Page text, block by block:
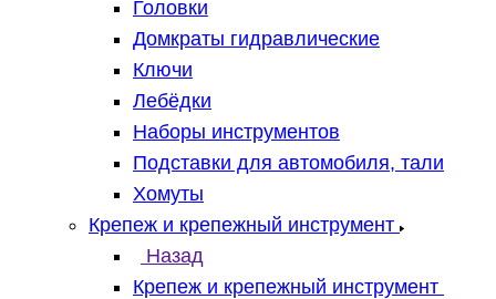
Головки
Домкраты гидравлические
Ключи
Лебёдки
Наборы инструментов
Подставки для автомобиля, тали
Хомуты
Крепеж и крепежный инструмент
Назад
Крепеж и крепежный инструмент